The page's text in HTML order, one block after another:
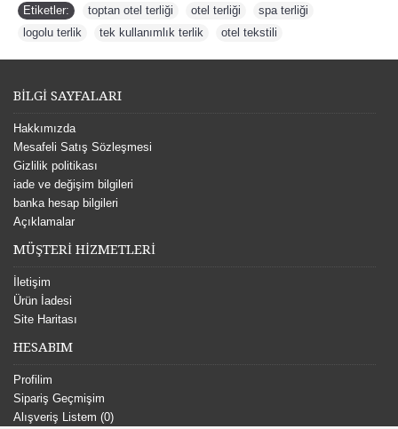
Etiketler: toptan otel terliği otel terliği spa terliği
logolu terlik
tek kullanımlık terlik otel tekstili
BİLGİ SAYFALARI
Hakkımızda
Mesafeli Satış Sözleşmesi
Gizlilik politikası
iade ve değişim bilgileri
banka hesap bilgileri
Açıklamalar
MÜŞTERİ HİZMETLERİ
İletişim
Ürün İadesi
Site Haritası
HESABIM
Profilim
Sipariş Geçmişim
Alışveriş Listem (0)